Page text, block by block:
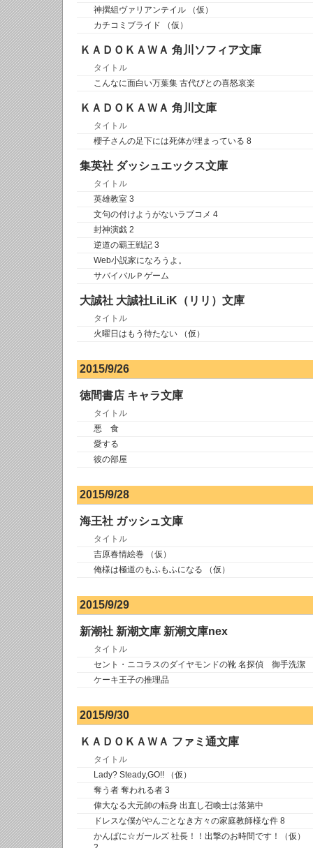
神撰組ヴァリアンテイル （仮）
カチコミブライド （仮）
ＫＡＤＯＫＡＷＡ 角川ソフィア文庫
タイトル
こんなに面白い万葉集 古代びとの喜怒哀楽
ＫＡＤＯＫＡＷＡ 角川文庫
タイトル
櫻子さんの足下には死体が埋まっている 8
集英社 ダッシュエックス文庫
タイトル
英雄教室 3
文句の付けようがないラブコメ 4
封神演戯 2
逆道の覇王戦記 3
Web小説家になろうよ。
サバイバルＰゲーム
大誠社 大誠社LiLiK（リリ）文庫
タイトル
火曜日はもう待たない （仮）
2015/9/26
徳間書店 キャラ文庫
タイトル
悪 食
愛する
彼の部屋
2015/9/28
海王社 ガッシュ文庫
タイトル
吉原春情絵巻 （仮）
俺様は極道のもふもふになる （仮）
2015/9/29
新潮社 新潮文庫 新潮文庫nex
タイトル
セント・ニコラスのダイヤモンドの靴 名探偵 御手洗潔
ケーキ王子の推理品
2015/9/30
ＫＡＤＯＫＡＷＡ ファミ通文庫
タイトル
Lady? Steady,GO!! （仮）
奪う者 奪われる者 3
偉大なる大元帥の転身 出直し召喚士は落第中
ドレスな僕がやんごとなき方々の家庭教師様な件 8
かんぱに☆ガールズ 社長！！出撃のお時間です！（仮）